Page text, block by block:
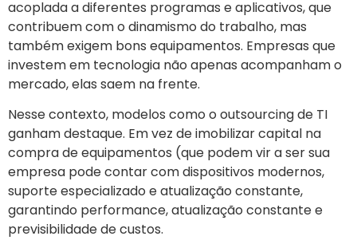
acoplada a diferentes programas e aplicativos, que
contribuem com o dinamismo do trabalho, mas
também exigem bons equipamentos. Empresas que
investem em tecnologia não apenas acompanham o
mercado, elas saem na frente.
Nesse contexto, modelos como o outsourcing de TI
ganham destaque. Em vez de imobilizar capital na
compra de equipamentos (que podem vir a ser sua
empresa pode contar com dispositivos modernos,
suporte especializado e atualização constante,
garantindo performance, atualização constante e
previsibilidade de custos.